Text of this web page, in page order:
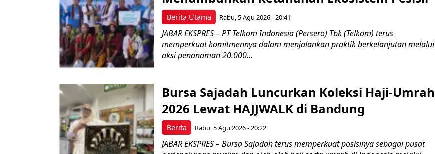
Berita Utama Rabu, 5 Agu 2026 - 20:41
JABAR EKSPRES – PT Telkom Indonesia (Persero) Tbk (Telkom) terus
memperkuat komitmennya dalam menjalankan praktik berkelanjutan melalui
aksi penanaman 20.000...
Berita
Bursa Sajadah Luncurkan Koleksi Haji-Umrah
2026 Lewat HAJJWALK di Bandung
Rabu, 5 Agu 2026 - 20:22
JABAR EKSPRES – Bursa Sajadah terus memperkuat posisinya sebagai pusat